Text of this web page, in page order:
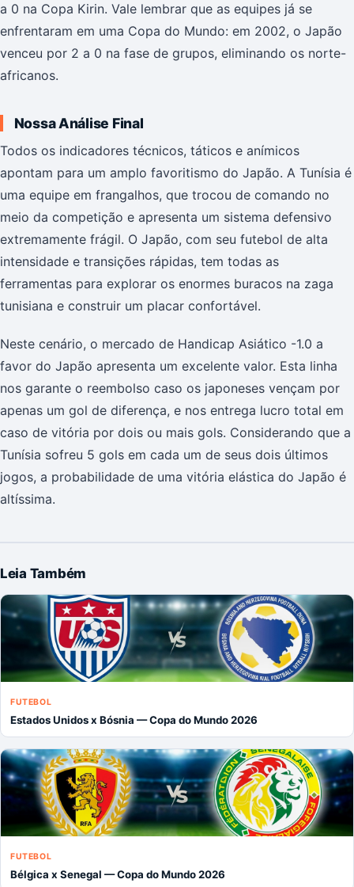
a 0 na Copa Kirin. Vale lembrar que as equipes já se
enfrentaram em uma Copa do Mundo: em 2002, o Japão
venceu por 2 a 0 na fase de grupos, eliminando os norte-
africanos.
Nossa Análise Final
Todos os indicadores técnicos, táticos e anímicos
apontam para um amplo favoritismo do Japão. A Tunísia é
uma equipe em frangalhos, que trocou de comando no
meio da competição e apresenta um sistema defensivo
extremamente frágil. O Japão, com seu futebol de alta
intensidade e transições rápidas, tem todas as
ferramentas para explorar os enormes buracos na zaga
tunisiana e construir um placar confortável.
Neste cenário, o mercado de Handicap Asiático -1.0 a
favor do Japão apresenta um excelente valor. Esta linha
nos garante o reembolso caso os japoneses vençam por
apenas um gol de diferença, e nos entrega lucro total em
caso de vitória por dois ou mais gols. Considerando que a
Tunísia sofreu 5 gols em cada um de seus dois últimos
jogos, a probabilidade de uma vitória elástica do Japão é
altíssima.
Leia Também
FUTEBOL
Estados Unidos x Bósnia — Copa do Mundo 2026
FUTEBOL
Bélgica x Senegal — Copa do Mundo 2026